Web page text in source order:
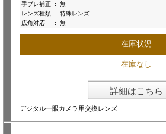
手ブレ補正 :
無
レンズ種類 :
特殊レンズ
広角対応
: 無
在庫状況
在庫なし
詳細はこちら
デジタル一眼カメラ用交換レンズ